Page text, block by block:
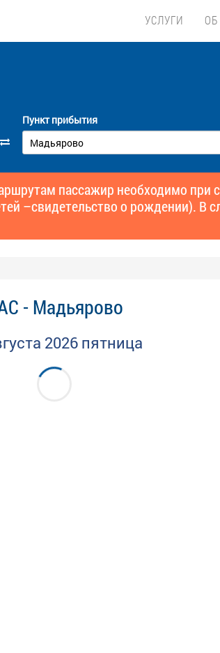
УСЛУГИ
Пункт прибытия
пассажир необходимо при
–свидетельство о рождении). В
- Мадьярово
2026 пятница